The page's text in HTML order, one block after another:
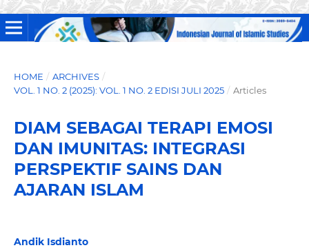
HOME / ARCHIVES /
VOL. 1 NO. 2 (2025): VOL. 1 NO. 2 EDISI JULI 2025 / Articles
DIAM SEBAGAI TERAPI EMOSI
DAN IMUNITAS: INTEGRASI
PERSPEKTIF SAINS DAN
AJARAN ISLAM
Andik Isdianto